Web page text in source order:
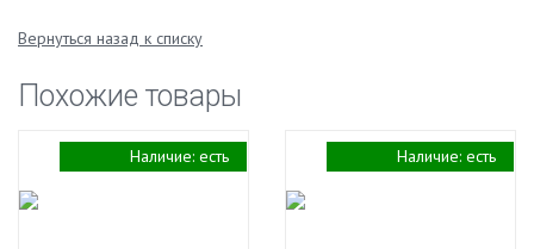
Вернуться назад к списку
Похожие товары
Наличие: есть Наличие: есть